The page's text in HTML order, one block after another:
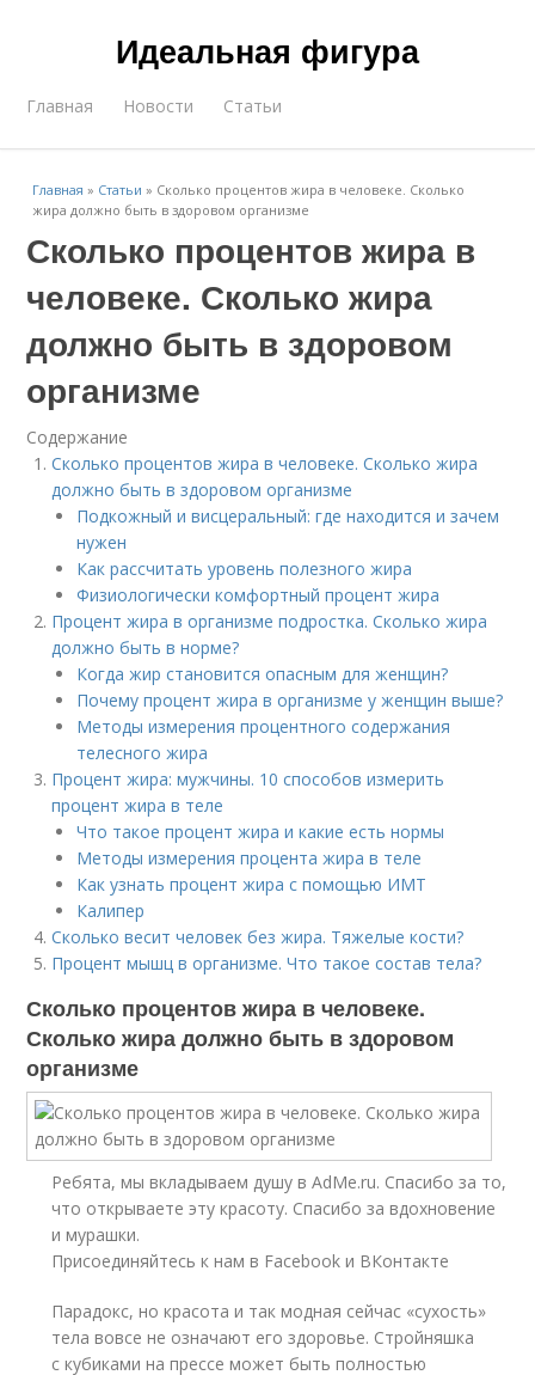
Идеальная фигура
Главная Новости Статьи
Главная » Статьи » Сколько процентов жира в человеке. Сколько
жира должно быть в здоровом организме
Сколько процентов жира в
человеке. Сколько жира
должно быть в здоровом
организме
Содержание
Сколько процентов жира в человеке. Сколько жира
должно быть в здоровом организме
Подкожный и висцеральный: где находится и зачем
нужен
Как рассчитать уровень полезного жира
Физиологически комфортный процент жира
Процент жира в организме подростка. Сколько жира
должно быть в норме?
Когда жир становится опасным для женщин?
Почему процент жира в организме у женщин выше?
Методы измерения процентного содержания
телесного жира
Процент жира: мужчины. 10 способов измерить
процент жира в теле
Что такое процент жира и какие есть нормы
Методы измерения процента жира в теле
Как узнать процент жира с помощью ИМТ
Калипер
Сколько весит человек без жира. Тяжелые кости?
Процент мышц в организме. Что такое состав тела?
Сколько процентов жира в человеке.
Сколько жира должно быть в здоровом
организме
Ребята, мы вкладываем душу в AdMe.ru. Cпасибо за то,
что открываете эту красоту. Спасибо за вдохновение
и мурашки.
Присоединяйтесь к нам в Facebook и ВКонтакте
Парадокс, но красота и так модная сейчас «сухость»
тела вовсе не означают его здоровье. Стройняшка
с кубиками на прессе может быть полностью